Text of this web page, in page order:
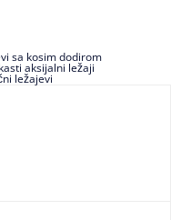
sa kosim dodirom
aksijalni ležaji
ležajevi